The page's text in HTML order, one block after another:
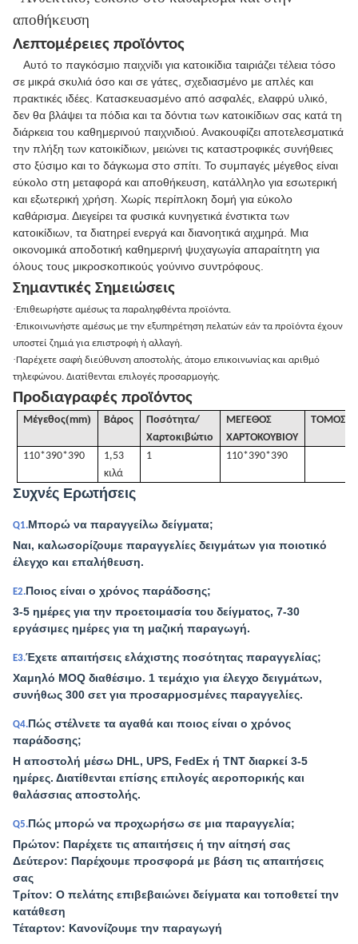
αποθήκευση
Λεπτομέρειες προϊόντος
Αυτό το παγκόσμιο παιχνίδι για κατοικίδια ταιριάζει τέλεια τόσο
σε μικρά σκυλιά όσο και σε γάτες, σχεδιασμένο με απλές και
πρακτικές ιδέες. Κατασκευασμένο από ασφαλές, ελαφρύ υλικό,
δεν θα βλάψει τα πόδια και τα δόντια των κατοικίδιων σας κατά τη
διάρκεια του καθημερινού παιχνιδιού. Ανακουφίζει αποτελεσματικά
την πλήξη των κατοικίδιων, μειώνει τις καταστροφικές συνήθειες
στο ξύσιμο και το δάγκωμα στο σπίτι. Το συμπαγές μέγεθος είναι
εύκολο στη μεταφορά και αποθήκευση, κατάλληλο για εσωτερική
και εξωτερική χρήση. Χωρίς περίπλοκη δομή για εύκολο
καθάρισμα. Διεγείρει τα φυσικά κυνηγετικά ένστικτα των
κατοικίδιων, τα διατηρεί ενεργά και διανοητικά αιχμηρά. Μια
οικονομικά αποδοτική καθημερινή ψυχαγωγία απαραίτητη για
όλους τους μικροσκοπικούς γούνινο συντρόφους.
Σημαντικές Σημειώσεις
·Επιθεωρήστε αμέσως τα παραληφθέντα προϊόντα.
·Επικοινωνήστε αμέσως με την εξυπηρέτηση πελατών εάν τα προϊόντα έχουν
υποστεί ζημιά για επιστροφή ή αλλαγή.
·Παρέχετε σαφή διεύθυνση αποστολής, άτομο επικοινωνίας και αριθμό
τηλεφώνου. Διατίθενται επιλογές προσαρμογής.
Προδιαγραφές προϊόντος
Μέγεθος(mm) Βάρος
Ποσότητα/
Χαρτοκιβώτιο
ΜΕΓΕΘΟΣ
ΧΑΡΤΟΚΟΥΒΙΟΥ
ΤΟΜΟΣ
110*390*390
1,53
κιλά
1 110*390*390
Συχνές Ερωτήσεις
Q1.Μπορώ να παραγγείλω δείγματα;
Ναι, καλωσορίζουμε παραγγελίες δειγμάτων για ποιοτικό
έλεγχο και επαλήθευση.
Ε2.Ποιος είναι ο χρόνος παράδοσης;
3-5 ημέρες για την προετοιμασία του δείγματος, 7-30
εργάσιμες ημέρες για τη μαζική παραγωγή.
Ε3.Έχετε απαιτήσεις ελάχιστης ποσότητας παραγγελίας;
Χαμηλό MOQ διαθέσιμο. 1 τεμάχιο για έλεγχο δειγμάτων,
συνήθως 300 σετ για προσαρμοσμένες παραγγελίες.
Q4.Πώς στέλνετε τα αγαθά και ποιος είναι ο χρόνος
παράδοσης;
Η αποστολή μέσω DHL, UPS, FedEx ή TNT διαρκεί 3-5
ημέρες. Διατίθενται επίσης επιλογές αεροπορικής και
θαλάσσιας αποστολής.
Q5.Πώς μπορώ να προχωρήσω σε μια παραγγελία;
Πρώτον: Παρέχετε τις απαιτήσεις ή την αίτησή σας
Δεύτερον: Παρέχουμε προσφορά με βάση τις απαιτήσεις
σας
Τρίτον: Ο πελάτης επιβεβαιώνει δείγματα και τοποθετεί την
κατάθεση
Τέταρτον: Κανονίζουμε την παραγωγή